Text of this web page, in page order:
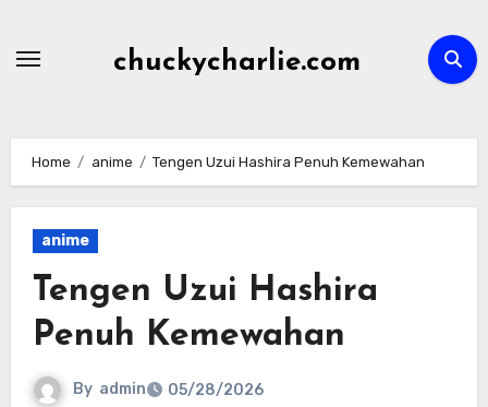
chuckycharlie.com
Home anime Tengen Uzui Hashira Penuh Kemewahan
anime
Tengen Uzui Hashira
Penuh Kemewahan
By admin
05/28/2026